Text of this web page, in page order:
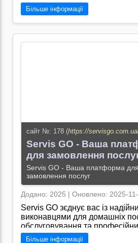
домашня консервація не лише
й дарує радість від створення
шедеврів якими можна
Я знаю, що сайт "https://
пропонує широкий вибір
Більше інформації
сайт №: 178 (https://
Servis GO - Ваша
для замовлення
Servis GO - Ваша платформа для
замовлення послуг
Додано: 2025 | Оновлено: 2025-
Servis GO зєднує вас із
виконавцями для домашніх
обслуговування та
Замовляйте перевірених
Більше інформації